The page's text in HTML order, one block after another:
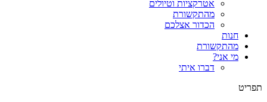
אטרקציות וטיולים
מהתקשורת
הכדור אצלכם
חנות
מהתקשורת
מי אני?
דברו איתי
תפריט